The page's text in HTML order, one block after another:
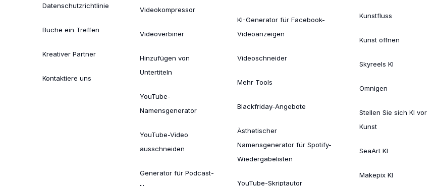
Datenschutzrichtlinie
Buche ein Treffen
Kreativer Partner
Kontaktiere uns
Videokompressor
Videoverbiner
Hinzufügen von
Untertiteln
YouTube-
Namensgenerator
YouTube-Video
ausschneiden
Generator für Podcast-
KI-Generator für Facebook-
Videoanzeigen
Videoschneider
Mehr Tools
Blackfriday-Angebote
Ästhetischer
Namensgenerator für Spotify-
Wiedergabelisten
YouTube-Skriptautor
Kunstfluss
Kunst öffnen
Skyreels KI
Omnigen
Stellen Sie sich KI vor
Kunst
SeaArt KI
Makepix KI